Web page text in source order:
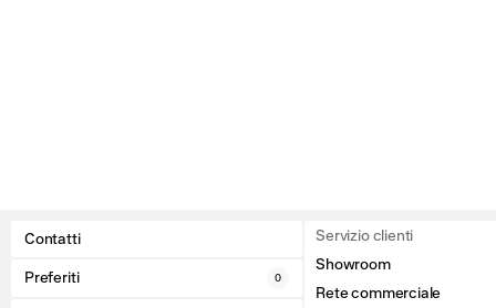
Contatti
Preferiti 0
Servizio clienti
Showroom
Rete commerciale